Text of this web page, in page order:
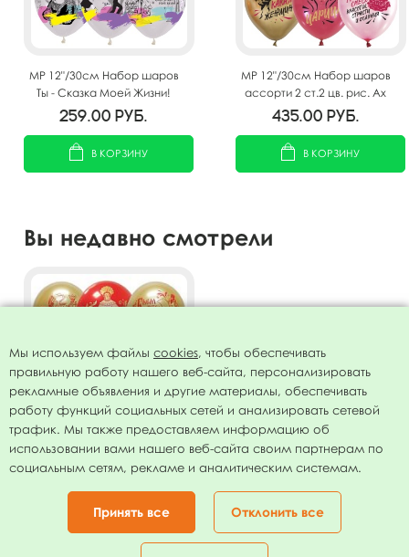
MP 12"/30см Набор шаров
Ты - Сказка Моей Жизни!
ассорти рис. 25шт
259.00 руб.
В КОРЗИНУ
MP 12"/30см Набор шаров
ассорти 2 ст.2 цв. рис. Ах
какая женщина 25шт
435.00 руб.
В КОРЗИНУ
Вы недавно смотрели
Воздушные шары ассорти
рис. Русские Народные
женские 25шт 12"/30см
350.00руб.
Мы используем файлы cookies, чтобы обеспечивать
правильную работу нашего веб-сайта, персонализировать
рекламные объявления и другие материалы, обеспечивать
работу функций социальных сетей и анализировать сетевой
трафик. Мы также предоставляем информацию об
использовании вами нашего веб-сайта своим партнерам по
социальным сетям, рекламе и аналитическим системам.
Принять все Отклонить все